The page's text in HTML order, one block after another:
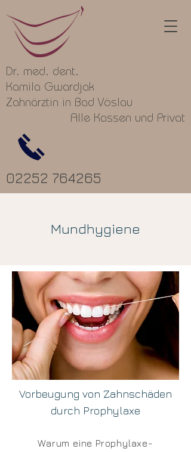
02252 764265
Dr. med. dent.
Kamila Gwardjak
Zahnärztin in Bad Vöslau
Alle Kassen und Privat
Mundhygiene
Vorbeugung von Zahnschäden
durch Prophylaxe
Warum eine Prophylaxe-